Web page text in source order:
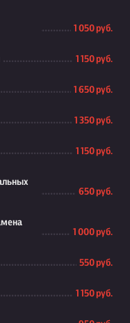
1 050 руб.
1 150 руб.
1 650 руб.
1 350 руб.
1 150 руб.
650 руб.
1 000 руб.
550 руб.
1 150 руб.